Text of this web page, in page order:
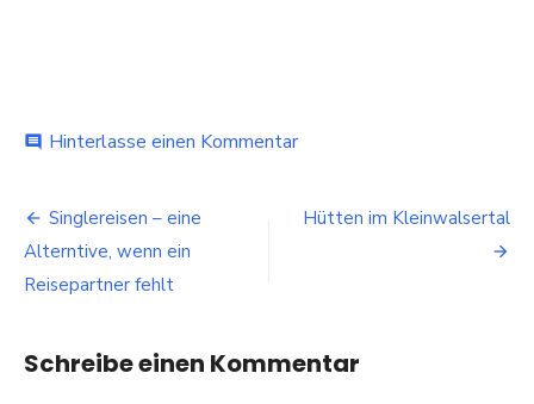
comment Hinterlasse einen Kommentarbei
–
Beitragsnavigation
Singlereisen – eine
Alterntive, wenn ein
Reisepartner fehlt
Hütten im Kleinwalsertal
Schreibe einen Kommentar